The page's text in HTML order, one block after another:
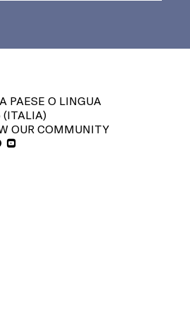
PAESE O LINGUA
(ITALIA)
OUR COMMUNITY